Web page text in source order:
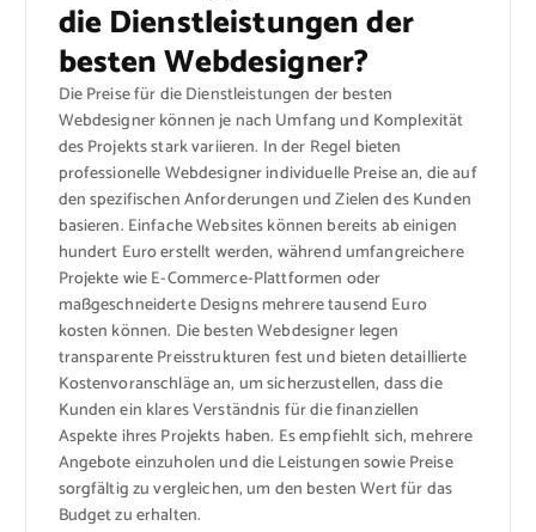
die Dienstleistungen der
besten Webdesigner?
Die Preise für die Dienstleistungen der besten
Webdesigner können je nach Umfang und Komplexität
des Projekts stark variieren. In der Regel bieten
professionelle Webdesigner individuelle Preise an, die auf
den spezifischen Anforderungen und Zielen des Kunden
basieren. Einfache Websites können bereits ab einigen
hundert Euro erstellt werden, während umfangreichere
Projekte wie E-Commerce-Plattformen oder
maßgeschneiderte Designs mehrere tausend Euro
kosten können. Die besten Webdesigner legen
transparente Preisstrukturen fest und bieten detaillierte
Kostenvoranschläge an, um sicherzustellen, dass die
Kunden ein klares Verständnis für die finanziellen
Aspekte ihres Projekts haben. Es empfiehlt sich, mehrere
Angebote einzuholen und die Leistungen sowie Preise
sorgfältig zu vergleichen, um den besten Wert für das
Budget zu erhalten.